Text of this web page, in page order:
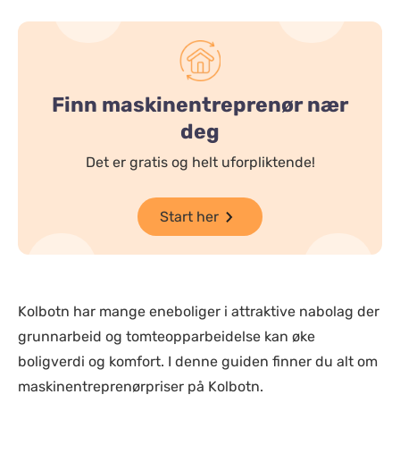
Finn maskinentreprenør nær
deg
Det er gratis og helt uforpliktende!
Start her
Kolbotn har mange eneboliger i attraktive nabolag der
grunnarbeid og tomteopparbeidelse kan øke
boligverdi og komfort. I denne guiden finner du alt om
maskinentreprenørpriser på Kolbotn.